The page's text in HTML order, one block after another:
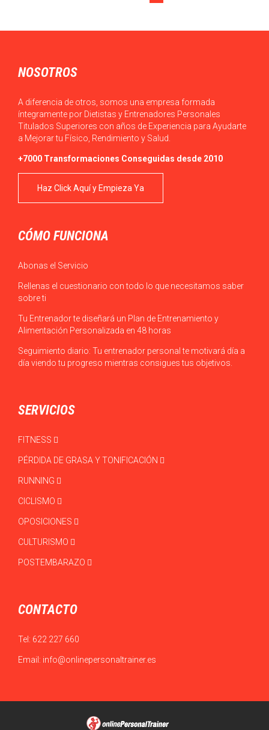
NOSOTROS
A diferencia de otros, somos una empresa formada
íntegramente por Dietistas y Entrenadores Personales
Titulados Superiores con años de Experiencia para Ayudarte
a Mejorar tu Físico, Rendimiento y Salud.
+7000 Transformaciones Conseguidas desde 2010
Haz Click Aquí y Empieza Ya
CÓMO FUNCIONA
Abonas el Servicio
Rellenas el cuestionario con todo lo que necesitamos saber
sobre ti
Tu Entrenador te diseñará un Plan de Entrenamiento y
Alimentación Personalizada en 48 horas
Seguimiento diario: Tu entrenador personal te motivará día a
día viendo tu progreso mientras consigues tus objetivos.
SERVICIOS
FITNESS
PÉRDIDA DE GRASA Y TONIFICACIÓN
RUNNING
CICLISMO
OPOSICIONES
CULTURISMO
POSTEMBARAZO
CONTACTO
Tel: 622 227 660
Email: info@onlinepersonaltrainer.es